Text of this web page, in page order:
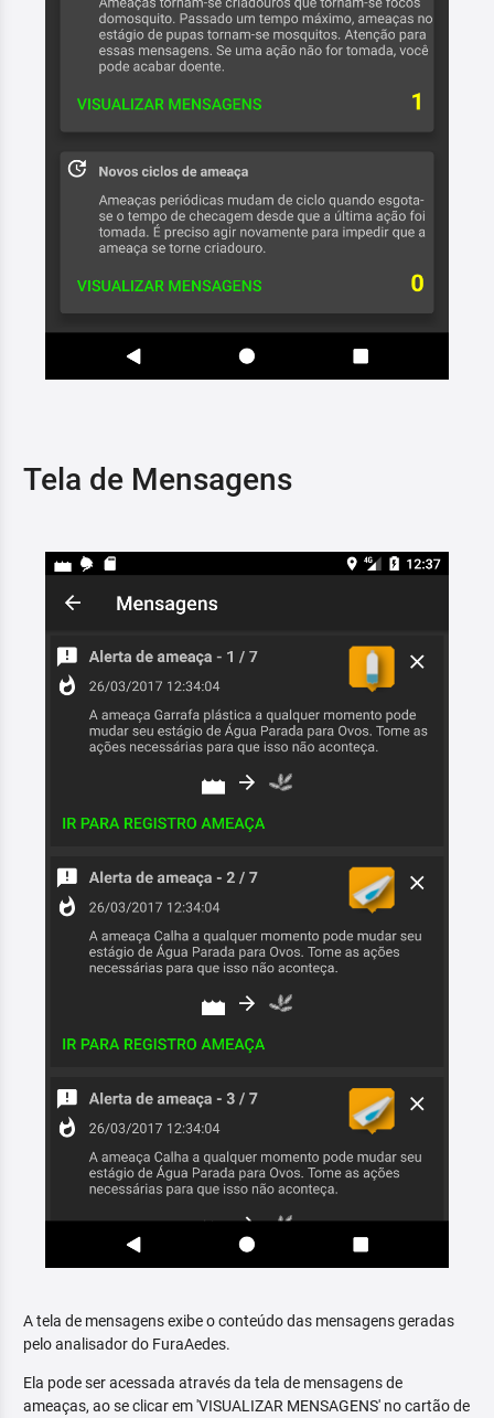
Tela de Mensagens
A tela de mensagens exibe o conteúdo das mensagens geradas
pelo analisador do FuraAedes.
Ela pode ser acessada através da tela de mensagens de
ameaças, ao se clicar em 'VISUALIZAR MENSAGENS' no cartão de